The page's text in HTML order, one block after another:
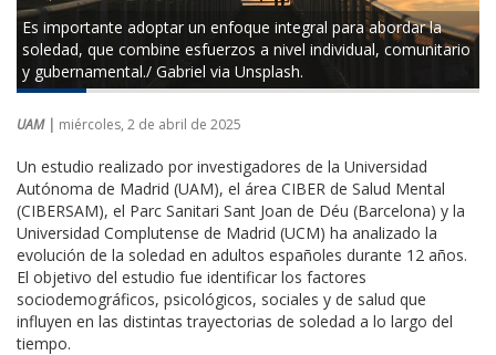
Es importante adoptar un enfoque integral para abordar la
soledad, que combine esfuerzos a nivel individual, comunitario
y gubernamental./ Gabriel via Unsplash.
UAM | miércoles, 2 de abril de 2025
Un estudio realizado por investigadores de la Universidad
Autónoma de Madrid (UAM), el área CIBER de Salud Mental
(CIBERSAM), el Parc Sanitari Sant Joan de Déu (Barcelona) y la
Universidad Complutense de Madrid (UCM) ha analizado la
evolución de la soledad en adultos españoles durante 12 años.
El objetivo del estudio fue identificar los factores
sociodemográficos, psicológicos, sociales y de salud que
influyen en las distintas trayectorias de soledad a lo largo del
tiempo.